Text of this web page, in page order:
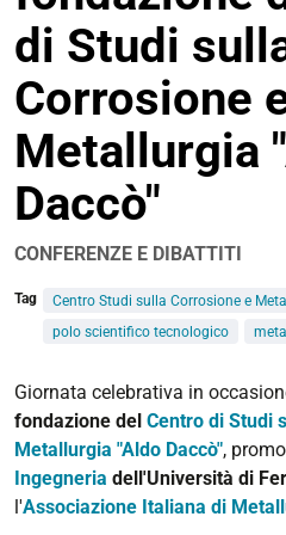
di Studi
Corrosione
Metallurgia
Daccò"
CONFERENZE E DIBATTITI
Tag
Centro Studi sulla Corrosione e
polo scientifico tecnologico
https://www.unife.it/it/eventi/
anniversario-
aldo-
dacco
70°
Giornata celebrativa in
fondazione del Centro di Studi
Metallurgia "Aldo Daccò",
Ingegneria dell'Università di
l'Associazione Italiana di